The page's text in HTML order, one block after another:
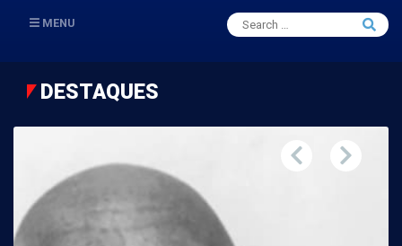
MENU
Search
for:
Search
DESTAQUES